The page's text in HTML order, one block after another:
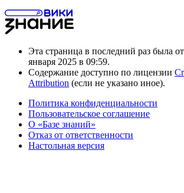
Эта страница в последний раз была
января 2025 в 09:59.
Содержание доступно по лицензии
Attribution (если не указано иное).
Политика конфиденциальности
Пользовательское соглашение
О «Базе знаний»
Отказ от ответственности
Настольная версия